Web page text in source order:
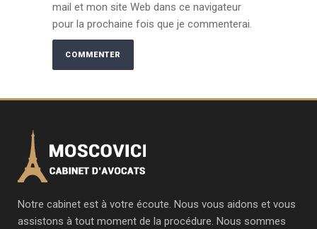
mail et mon site Web dans ce navigateur
pour la prochaine fois que je commenterai.
Notre cabinet est à votre écoute. Nous vous aidons et vous
assistons à tout moment de la procédure. Nous sommes